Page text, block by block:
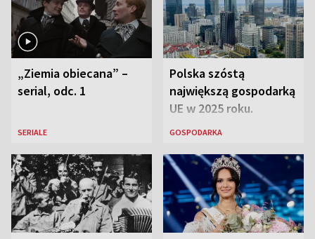
„Ziemia obiecana” –
serial, odc. 1
SERIALE
Polska szóstą
największą gospodarką
UE w 2025 roku.
Najnowsze dane
GOSPODARKA